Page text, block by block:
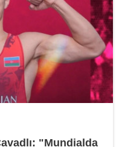
"Mundialda